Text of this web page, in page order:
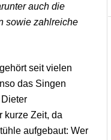
auch die
sowie zahlreiche
seit vielen
das Singen
kurze Zeit, da
aufgebaut: Wer